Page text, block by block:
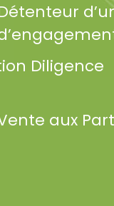
Diligence
aux